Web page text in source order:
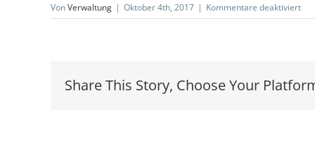
VonVerwaltung | Oktober 4th, 2017 | Kommentare deaktiviertfür
Share This Story, Choose Your